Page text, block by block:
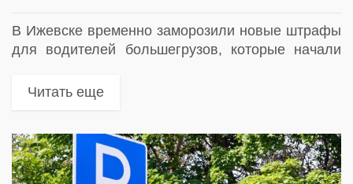
В Ижевске временно заморозили новые штрафы
для водителей большегрузов, которые начали
в город под запрещающие знаки. Решение
Читать еще